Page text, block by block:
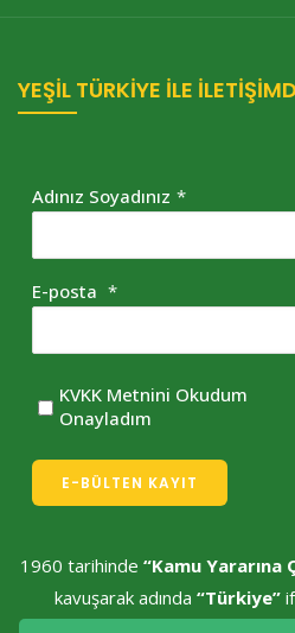
YEŞİL TÜRKİYE İLE
Adınız Soyadınız *
E-posta *
KVKK Metnini Okudum
Onayladım
E-BÜLTEN KAYIT
1960 tarihinde “Kamu Yararına
kavuşarak adında “Türkiye”